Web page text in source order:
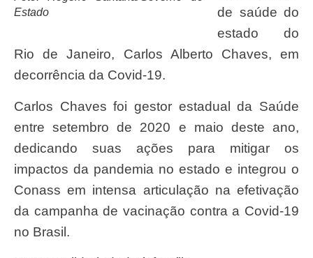
Estado
de saúde do
estado do
Rio de Janeiro, Carlos Alberto Chaves, em
decorrência da Covid-19.
Carlos Chaves foi gestor estadual da Saúde
entre setembro de 2020 e maio deste ano,
dedicando suas ações para mitigar os
impactos da pandemia no estado e integrou o
Conass em intensa articulação na efetivação
da campanha de vacinação contra a Covid-19
no Brasil.